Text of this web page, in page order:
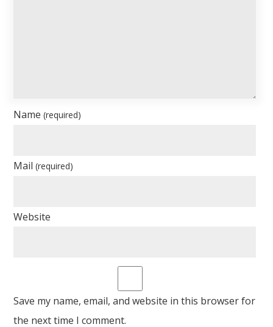
Name(required)
Mail(required)
Website
Save my name, email, and website in this browser for
the next time I comment.